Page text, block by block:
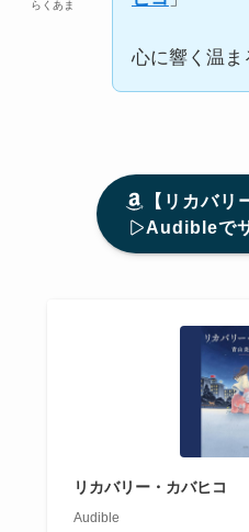
らくあま
心に響く温ま
【リカバリ
Audibleで
リカバリー・カバヒコ
Audible